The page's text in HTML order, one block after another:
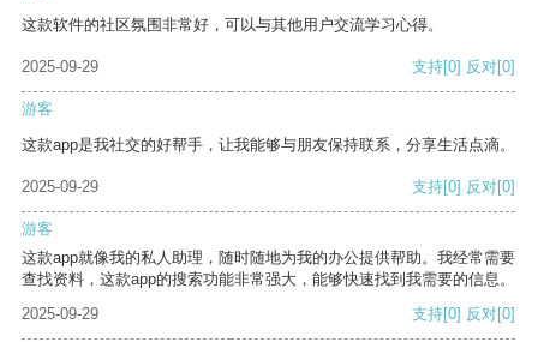
这款软件的社区氛围非常好，可以与其他用户交流学习心得。
2025-09-29 支持[0] 反对[0]
游客
这款app是我社交的好帮手，让我能够与朋友保持联系，分享生活点滴。
2025-09-29 支持[0] 反对[0]
游客
这款app就像我的私人助理，随时随地为我的办公提供帮助。我经常需要
查找资料，这款app的搜索功能非常强大，能够快速找到我需要的信息。
2025-09-29
支持[0] 反对[0]